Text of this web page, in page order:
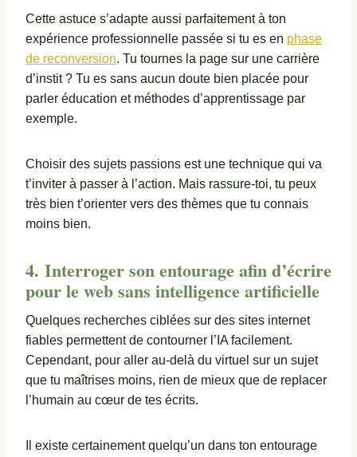
Cette astuce s’adapte aussi parfaitement à ton
expérience professionnelle passée si tu es en phase
de reconversion. Tu tournes la page sur une carrière
d’instit ? Tu es sans aucun doute bien placée pour
parler éducation et méthodes d’apprentissage par
exemple.
Choisir des sujets passions est une technique qui va
t’inviter à passer à l’action. Mais rassure-toi, tu peux
très bien t’orienter vers des thèmes que tu connais
moins bien.
4. Interroger son entourage afin d’écrire
pour le web sans intelligence artificielle
Quelques recherches ciblées sur des sites internet
fiables permettent de contourner l’IA facilement.
Cependant, pour aller au-delà du virtuel sur un sujet
que tu maîtrises moins, rien de mieux que de replacer
l’humain au cœur de tes écrits.
Il existe certainement quelqu’un dans ton entourage